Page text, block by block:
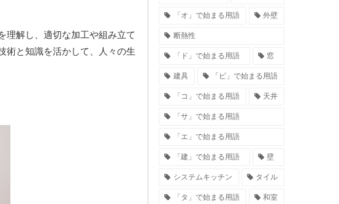
理解し、適切な加工や組み立て
術と知識を活かして、人々の生
「オ」で始まる用語 外壁
断熱性
「ド」で始まる用語 窓
建具 「ピ」で始まる用語
「コ」で始まる用語 天井
「サ」で始まる用語
「エ」で始まる用語
「建」で始まる用語 壁
システムキッチン タイル
「タ」で始まる用語 和室